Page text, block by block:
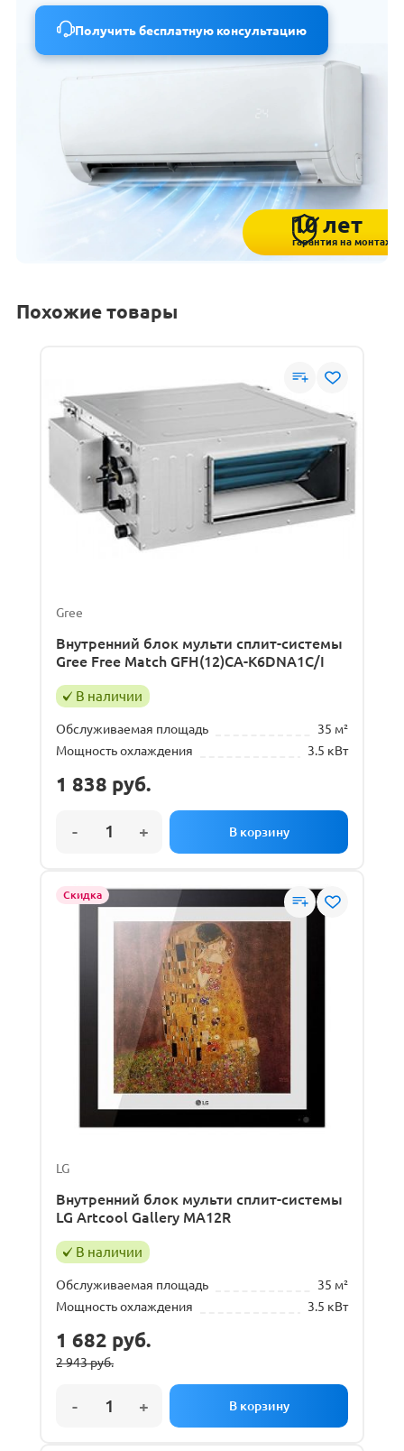
Получить бесплатную консультацию
10 лет
гарантия на монтаж
Похожие товары
Gree
Внутренний блок мульти сплит-системы
Gree Free Match GFH(12)CA-K6DNA1C/I
В наличии
Обслуживаемая площадь
35 м²
Мощность охлаждения
3.5 кВт
1 838 руб.
Скидка
LG
Внутренний блок мульти сплит-системы
LG Artcool Gallery MA12R
В наличии
Обслуживаемая площадь
35 м²
Мощность охлаждения
3.5 кВт
2 943руб.
Первоначальная
цена
1 682 руб.
цена: